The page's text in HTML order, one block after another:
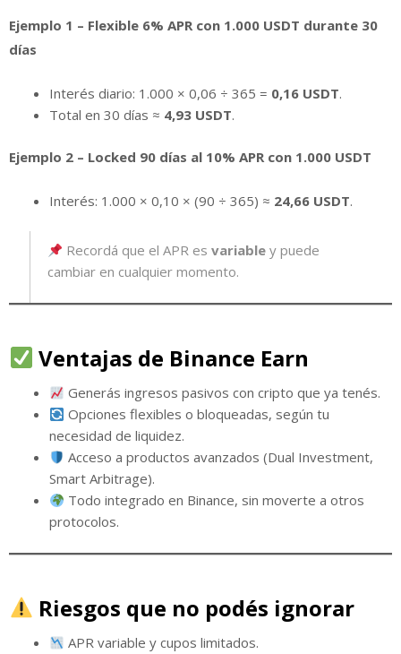
Ejemplo 1 – Flexible 6% APR con 1.000 USDT durante 30
días
Interés diario: 1.000 × 0,06 ÷ 365 = 0,16 USDT.
Total en 30 días ≈ 4,93 USDT.
Ejemplo 2 – Locked 90 días al 10% APR con 1.000 USDT
Interés: 1.000 × 0,10 × (90 ÷ 365) ≈ 24,66 USDT.
Recordá que el APR es variabley puede
cambiar en cualquier momento.
Ventajas de Binance Earn
Generás ingresos pasivos con cripto que ya tenés.
Opciones flexibles o bloqueadas, según tu
necesidad de liquidez.
Acceso a productos avanzados (Dual Investment,
Smart Arbitrage).
Todo integrado en Binance, sin moverte a otros
protocolos.
Riesgos que no podés ignorar
APR variable y cupos limitados.